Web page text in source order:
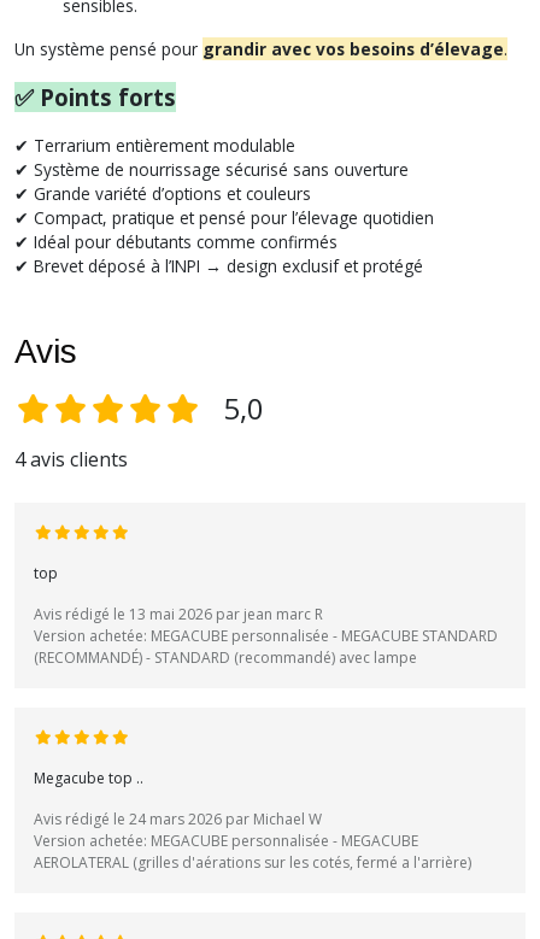
sensibles.
Un système pensé pour grandir avec vos besoins d’élevage.
✅ Points forts
✔ Terrarium entièrement modulable
✔ Système de nourrissage sécurisé sans ouverture
✔ Grande variété d’options et couleurs
✔ Compact, pratique et pensé pour l’élevage quotidien
✔ Idéal pour débutants comme confirmés
✔ Brevet déposé à l’INPI → design exclusif et protégé
Avis
5,0
4 avis clients
top
Avis rédigé le 13 mai 2026 par jean marc R
Version achetée: MEGACUBE personnalisée - MEGACUBE STANDARD
(RECOMMANDÉ) - STANDARD (recommandé) avec lampe
Megacube top ..
Avis rédigé le 24 mars 2026 par Michael W
Version achetée: MEGACUBE personnalisée - MEGACUBE
AEROLATERAL (grilles d'aérations sur les cotés, fermé a l'arrière)